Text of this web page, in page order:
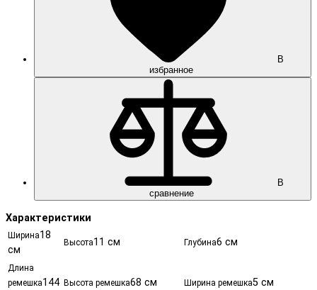
В
избранное
В
сравнение
Характеристики
Ширина18
см
Высота11 см Глубина6 см
Длина
ремешка144 Высота ремешка68 см Ширина ремешка5 см